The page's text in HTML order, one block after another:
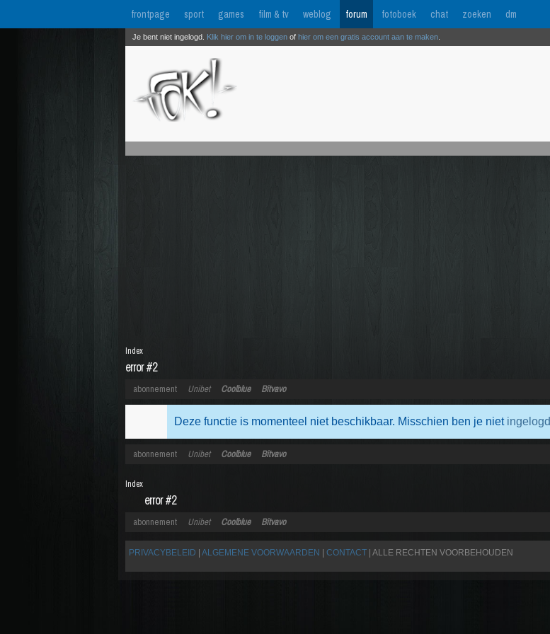
frontpage sport games film & tv weblog forum fotoboek chat zoeken dm
Je bent niet ingelogd. Klik hier om in te loggen of hier om een gratis account aan te maken
error #2
Index
abonnement Unibet Coolblue Bitvavo
Deze functie is momenteel niet beschikbaar. Misschien ben je niet ingelogd
abonnement Unibet Coolblue Bitvavo
error #2
Index
abonnement Unibet Coolblue Bitvavo
PRIVACYBELEID ALGEMENE VOORWAARDEN CONTACT | ALLE RECHTEN VOORBEHOUDEN